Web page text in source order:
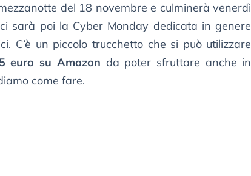
del 18 novembre e culminerà venerdì
sarà poi la Cyber Monday dedicata in genere
C’è un piccolo trucchetto che si può utilizzare
euro su Amazon da poter sfruttare anche in
come fare.